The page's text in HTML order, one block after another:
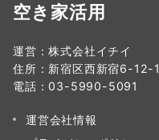
空き家活用
運営：株式会社イチイ
住所：新宿区西新宿6-12-1
電話：03-5990-5091
運営会社情報